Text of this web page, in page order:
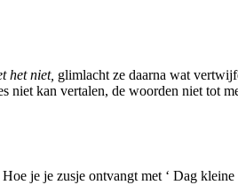
het niet, glimlacht ze daarna wat
kan vertalen, de woorden niet tot
je je zusje ontvangt met ‘ Dag